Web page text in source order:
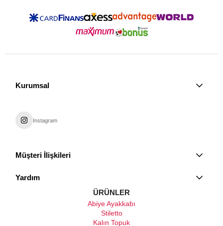
Kurumsal
Instagram
Müşteri İlişkileri
Yardım
ÜRÜNLER
Abiye Ayakkabı
Stiletto
Kalın Topuk